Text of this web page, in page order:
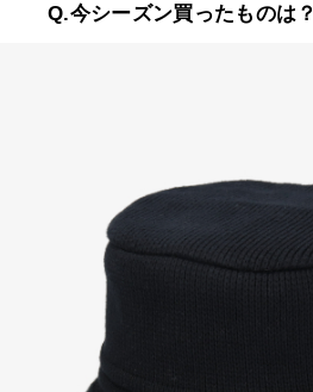
Q.今シーズン買ったものは？